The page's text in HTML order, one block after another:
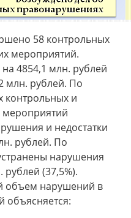
58 контрольных
мероприятий.
4854,1 млн. рублей
млн. рублей. По
контрольных и
мероприятий
и недостатки
рублей. По
нарушения
рублей (37,5%).
объем нарушений в
объясняется: